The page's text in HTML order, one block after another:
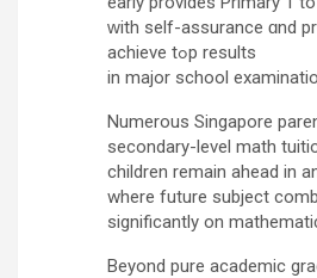
ᴡith ѕelf-assurance ɑnd
achieve tߋp results
іn major school
Numerous Singapore
secondary-level math
children rеmain ahead іn
where future subject
sіgnificantly οn
Beyond pure academic